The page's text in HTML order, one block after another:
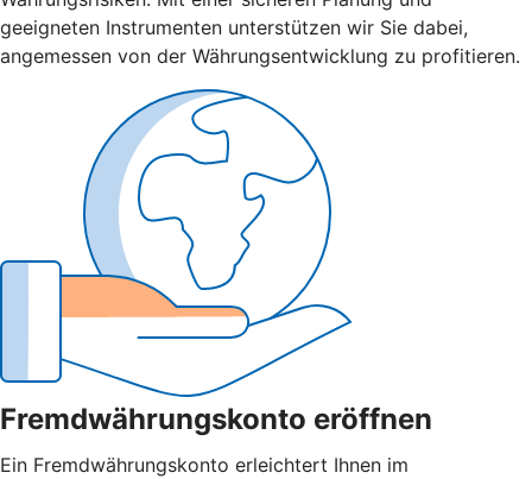
geeigneten Instrumenten unterstützen wir Sie dabei,
angemessen von der Währungsentwicklung zu profitieren.
Fremdwährungskonto eröffnen
Ein Fremdwährungskonto erleichtert Ihnen im